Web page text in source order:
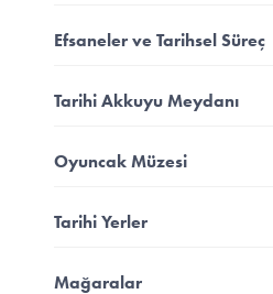
Efsaneler ve Tarihsel Süreç
Tarihi Akkuyu Meydanı
Oyuncak Müzesi
Tarihi Yerler
Mağaralar